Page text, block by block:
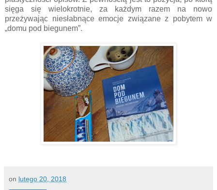
sięga się wielokrotnie, za każdym razem na nowo
przeżywając niesłabnące emocje związane z pobytem w
„domu pod biegunem”.
on lutego 20, 2018